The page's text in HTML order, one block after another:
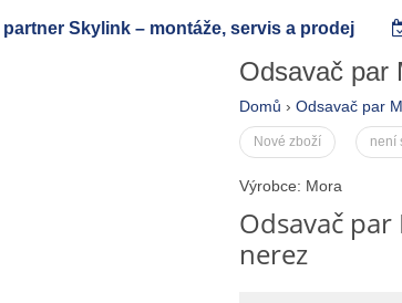
partner Skylink – montáže, servis a prodej
Odsavač par
Domů › Odsavač par
Nové zboží není
Výrobce: Mora
Odsavač
nerez